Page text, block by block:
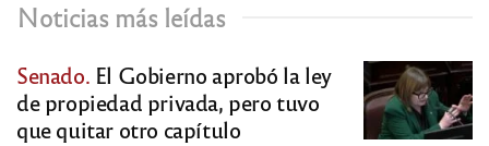
Noticias más leídas
Senado. El Gobierno aprobó la ley
de propiedad privada, pero tuvo
que quitar otro capítulo